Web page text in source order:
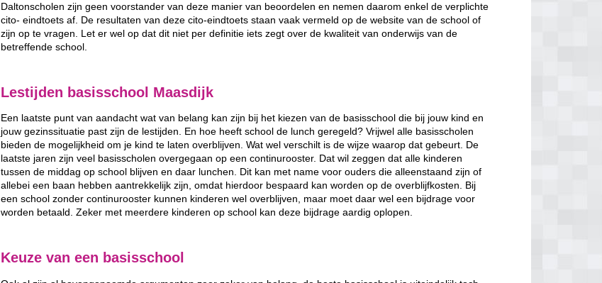
Daltonscholen zijn geen voorstander van deze manier van beoordelen en nemen daarom enkel de verplichte
cito- eindtoets af. De resultaten van deze cito-eindtoets staan vaak vermeld op de website van de school of
zijn op te vragen. Let er wel op dat dit niet per definitie iets zegt over de kwaliteit van onderwijs van de
betreffende school.
Lestijden basisschool Maasdijk
Een laatste punt van aandacht wat van belang kan zijn bij het kiezen van de basisschool die bij jouw kind en
jouw gezinssituatie past zijn de lestijden. En hoe heeft school de lunch geregeld? Vrijwel alle basisscholen
bieden de mogelijkheid om je kind te laten overblijven. Wat wel verschilt is de wijze waarop dat gebeurt. De
laatste jaren zijn veel basisscholen overgegaan op een continurooster. Dat wil zeggen dat alle kinderen
tussen de middag op school blijven en daar lunchen. Dit kan met name voor ouders die alleenstaand zijn of
allebei een baan hebben aantrekkelijk zijn, omdat hierdoor bespaard kan worden op de overblijfkosten. Bij
een school zonder continurooster kunnen kinderen wel overblijven, maar moet daar wel een bijdrage voor
worden betaald. Zeker met meerdere kinderen op school kan deze bijdrage aardig oplopen.
Keuze van een basisschool